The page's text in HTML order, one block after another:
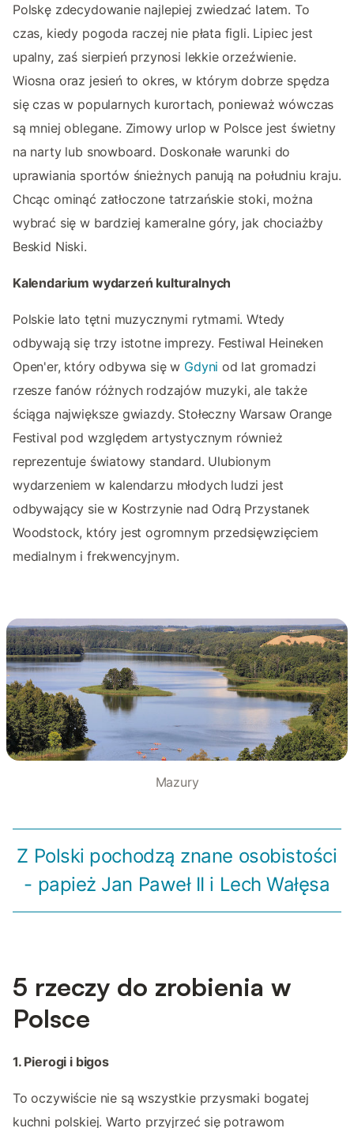
Polskę zdecydowanie najlepiej zwiedzać latem. To
czas, kiedy pogoda raczej nie płata figli. Lipiec jest
upalny, zaś sierpień przynosi lekkie orzeźwienie.
Wiosna oraz jesień to okres, w którym dobrze spędza
się czas w popularnych kurortach, ponieważ wówczas
są mniej oblegane. Zimowy urlop w Polsce jest świetny
na narty lub snowboard. Doskonałe warunki do
uprawiania sportów śnieżnych panują na południu kraju.
Chcąc ominąć zatłoczone tatrzańskie stoki, można
wybrać się w bardziej kameralne góry, jak chociażby
Beskid Niski.
Kalendarium wydarzeń kulturalnych
Polskie lato tętni muzycznymi rytmami. Wtedy
odbywają się trzy istotne imprezy. Festiwal Heineken
Open'er, który odbywa się w Gdyni od lat gromadzi
rzesze fanów różnych rodzajów muzyki, ale także
ściąga największe gwiazdy. Stołeczny Warsaw Orange
Festival pod względem artystycznym również
reprezentuje światowy standard. Ulubionym
wydarzeniem w kalendarzu młodych ludzi jest
odbywający sie w Kostrzynie nad Odrą Przystanek
Woodstock, który jest ogromnym przedsięwzięciem
medialnym i frekwencyjnym.
Mazury
Z Polski pochodzą znane osobistości
- papież Jan Paweł II i Lech Wałęsa
5 rzeczy do zrobienia w
Polsce
1. Pierogi i bigos
To oczywiście nie są wszystkie przysmaki bogatej
kuchni polskiej. Warto przyjrzeć się potrawom